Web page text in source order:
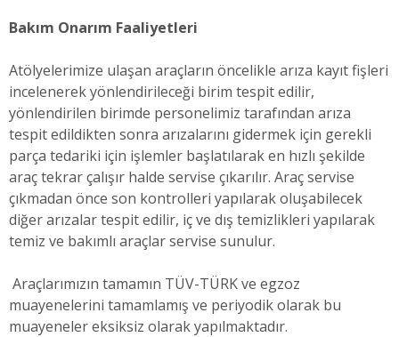
Bakım Onarım Faaliyetleri
Atölyelerimize ulaşan araçların öncelikle arıza kayıt fişleri
incelenerek yönlendirileceği birim tespit edilir,
yönlendirilen birimde personelimiz tarafından arıza
tespit edildikten sonra arızalarını gidermek için gerekli
parça tedariki için işlemler başlatılarak en hızlı şekilde
araç tekrar çalışır halde servise çıkarılır. Araç servise
çıkmadan önce son kontrolleri yapılarak oluşabilecek
diğer arızalar tespit edilir, iç ve dış temizlikleri yapılarak
temiz ve bakımlı araçlar servise sunulur.
Araçlarımızın tamamın TÜV-TÜRK ve egzoz
muayenelerini tamamlamış ve periyodik olarak bu
muayeneler eksiksiz olarak yapılmaktadır.